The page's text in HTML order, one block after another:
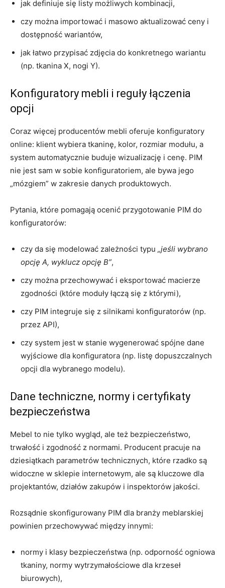
jak definiuje się listy możliwych kombinacji,
czy można importować i masowo aktualizować ceny i
dostępność wariantów,
jak łatwo przypisać zdjęcia do konkretnego wariantu
(np. tkanina X, nogi Y).
Konfiguratory mebli i reguły łączenia
opcji
Coraz więcej producentów mebli oferuje konfiguratory
online: klient wybiera tkaninę, kolor, rozmiar modułu, a
system automatycznie buduje wizualizację i cenę. PIM
nie jest sam w sobie konfiguratoriem, ale bywa jego
„mózgiem” w zakresie danych produktowych.
Pytania, które pomagają ocenić przygotowanie PIM do
konfiguratorów:
czy da się modelować zależności typu „jeśli wybrano
opcję A, wyklucz opcję B”,
czy można przechowywać i eksportować macierze
zgodności (które moduły łączą się z którymi),
czy PIM integruje się z silnikami konfiguratorów (np.
przez API),
czy system jest w stanie wygenerować spójne dane
wyjściowe dla konfiguratora (np. listę dopuszczalnych
opcji dla wybranego modelu).
Dane techniczne, normy i certyfikaty
bezpieczeństwa
Mebel to nie tylko wygląd, ale też bezpieczeństwo,
trwałość i zgodność z normami. Producent pracuje na
dziesiątkach parametrów technicznych, które rzadko są
widoczne w sklepie internetowym, ale są kluczowe dla
projektantów, działów zakupów i inspektorów jakości.
Rozsądnie skonfigurowany PIM dla branży meblarskiej
powinien przechowywać między innymi:
normy i klasy bezpieczeństwa (np. odporność ogniowa
tkaniny, normy wytrzymałościowe dla krzeseł
biurowych),